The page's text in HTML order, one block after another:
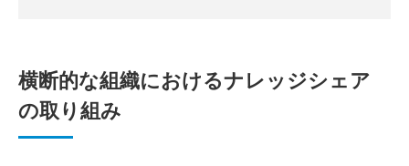
横断的な組織におけるナレッジシェア
の取り組み